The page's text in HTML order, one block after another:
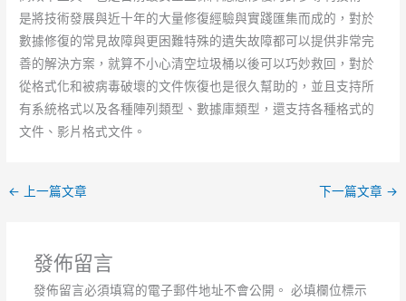
是將技術發展與近十年的大量修復經驗與實踐匯集而成的，對於
數據修復的常見故障與更困難特殊的遺失故障都可以提供非常完
善的解決方案，就算不小心清空垃圾桶以後可以巧妙救回，對於
從格式化和被病毒破壞的文件恢復也是很久幫助的，並且支持所
有系統格式以及各種陣列類型、數據庫類型，還支持各種格式的
文件、影片格式文件。
← 上一篇文章 下一篇文章 →
發佈留言
發佈留言必須填寫的電子郵件地址不會公開。 必填欄位標示